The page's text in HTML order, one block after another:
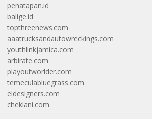
penatapan.id
balige.id
topthreenews.com
aaatrucksandautowreckings.com
youthlinkjamica.com
arbirate.com
playoutworlder.com
temeculabluegrass.com
eldesigners.com
cheklani.com